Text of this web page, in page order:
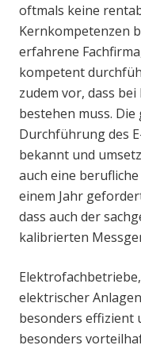
oftmals keine
Kernkompetenzen
erfahrene
kompetent
zudem vor, dass
bestehen muss.
Durchführung des
bekannt und
auch eine
einem Jahr
dass auch der
kalibrierten
elektrischer
besonders effizient
besonders